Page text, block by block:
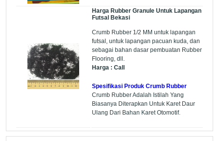
Harga Rubber Granule Untuk Lapangan
Futsal Bekasi
Crumb Rubber 1/2 MM untuk lapangan
futsal, untuk lapangan pacuan kuda, dan
sebagai bahan dasar pembuatan Rubber
Flooring, dll.
Harga : Call
Spesifikasi Produk Crumb Rubber
Crumb Rubber Adalah Istilah Yang
Biasanya Diterapkan Untuk Karet Daur
Ulang Dari Bahan Karet Otomotif.